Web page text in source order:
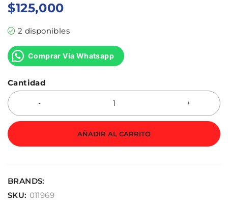
$125,000
2 disponibles
Comprar Vía Whatsapp
Cantidad
AÑADIR AL CARRITO
BRANDS:
SKU: 011969